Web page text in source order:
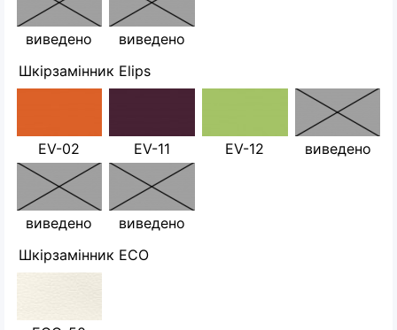
виведено
виведено
Шкірзамінник Elips
EV-02 EV-11 EV-12 виведено
виведено
виведено
Шкірзамінник ECO